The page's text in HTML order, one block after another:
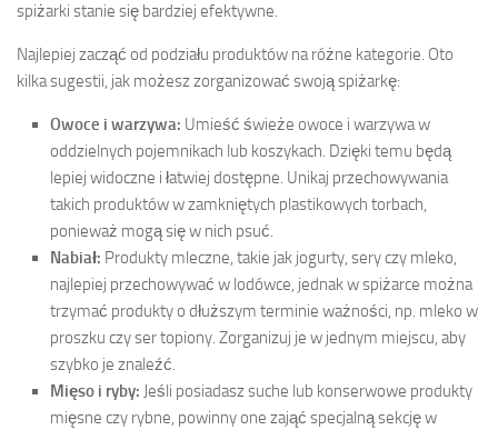
spiżarki stanie się bardziej efektywne.
Najlepiej zacząć od podziału produktów na różne kategorie. Oto
kilka sugestii, jak możesz zorganizować swoją spiżarkę:
Owoce i warzywa: Umieść świeże owoce i warzywa w
oddzielnych pojemnikach lub koszykach. Dzięki temu będą
lepiej widoczne i łatwiej dostępne. Unikaj przechowywania
takich produktów w zamkniętych plastikowych torbach,
ponieważ mogą się w nich psuć.
Nabiał: Produkty mleczne, takie jak jogurty, sery czy mleko,
najlepiej przechowywać w lodówce, jednak w spiżarce można
trzymać produkty o dłuższym terminie ważności, np. mleko w
proszku czy ser topiony. Zorganizuj je w jednym miejscu, aby
szybko je znaleźć.
Mięso i ryby: Jeśli posiadasz suche lub konserwowe produkty
mięsne czy rybne, powinny one zająć specjalną sekcję w